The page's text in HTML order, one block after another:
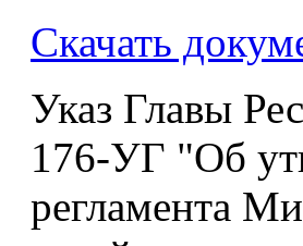
Скачать
Указ Главы
176-УГ "Об
регламента